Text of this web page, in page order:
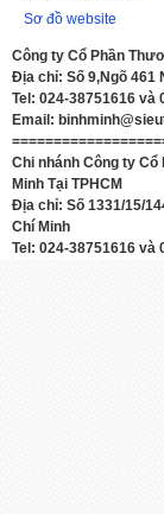
Sơ đồ website
Công ty Cổ Phần
Địa chỉ: Số 9,Ngõ 461
Tel: 024-38751616 và
Email:
Chi nhánh Công ty
Minh Tại TPHCM
Địa chỉ: Số 1331/15/
Chí Minh
Tel: 024-38751616 và